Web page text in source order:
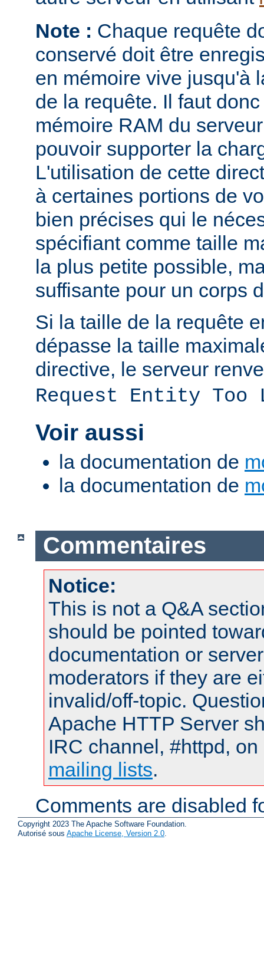
Note : Chaque requête
conservé doit être
en mémoire vive jusqu'à
de la requête. Il faut
mémoire RAM du
pouvoir supporter la
L'utilisation de cette
à certaines portions de
bien précises qui le
spécifiant comme taille
la plus petite possible,
suffisante pour un corps
Si la taille de la requête
dépasse la taille
directive, le serveur
Request Entity Too
Voir aussi
la documentation de
la documentation de
Commentaires
Notice:
This is not a Q&A
should be pointed
documentation or
moderators if they are
invalid/off-topic.
Apache HTTP Server
IRC channel, #httpd,
mailing lists.
Comments are disabled
Copyright 2023 The Apache Software Foundation.
Autorisé sous Apache License, Version 2.0